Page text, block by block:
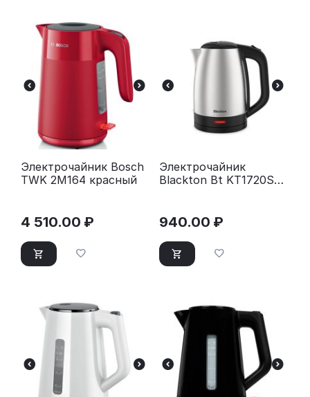
Электрочайник Bosch
TWK 2M164 красный
4 510.00 ₽
Электрочайник
Blackton Bt KT1720SW
940.00 ₽